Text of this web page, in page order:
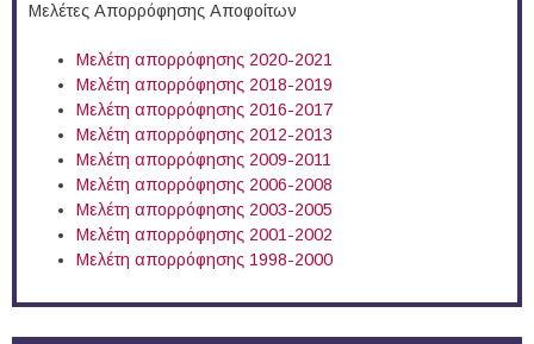
Μελέτες Απορρόφησης Αποφοίτων
Μελέτη απορρόφησης 2020-2021
Μελέτη απορρόφησης 2018-2019
Μελέτη απορρόφησης 2016-2017
Μελέτη απορρόφησης 2012-2013
Μελέτη απορρόφησης 2009-2011
Μελέτη απορρόφησης 2006-2008
Μελέτη απορρόφησης 2003-2005
Μελέτη απορρόφησης 2001-2002
Μελέτη απορρόφησης 1998-2000